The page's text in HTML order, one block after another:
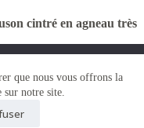
que nous vous offrons la
sur notre site.
cintré en agneau très
cintré en agneau très
continuez à utiliser ce
en êtes satisfait.